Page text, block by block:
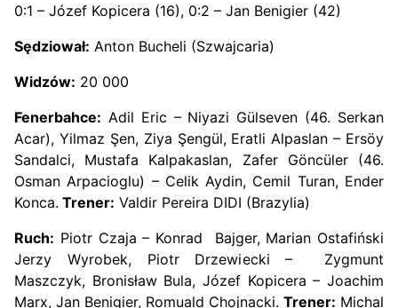
0:1 – Józef Kopicera (16), 0:2 – Jan Benigier (42)
Sędziował: Anton Bucheli (Szwajcaria)
Widzów: 20 000
Fenerbahce: Adil Eric – Niyazi Gülseven (46. Serkan
Acar), Yilmaz Şen, Ziya Şengül, Eratli Alpaslan – Ersöy
Sandalci, Mustafa Kalpakaslan, Zafer Göncüler (46.
Osman Arpacioglu) – Celik Aydin, Cemil Turan, Ender
Konca. Trener: Valdir Pereira DIDI (Brazylia)
Ruch: Piotr Czaja – Konrad Bajger, Marian Ostafiński
Jerzy Wyrobek, Piotr Drzewiecki – Zygmunt
Maszczyk, Bronisław Bula, Józef Kopicera – Joachim
Marx, Jan Benigier, Romuald Chojnacki. Trener: Michal